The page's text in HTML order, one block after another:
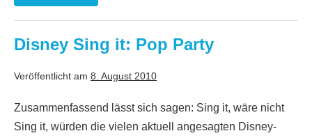
Sing
it:
Disney Sing it: Pop Party
Veröffentlicht am 8. August 2010
Zusammenfassend lässt sich sagen: Sing it, wäre nicht
Sing it, würden die vielen aktuell angesagten Disney-